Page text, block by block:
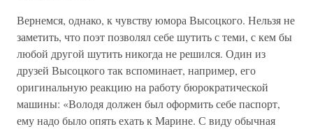
Вернемся, однако, к чувству юмора Высоцкого. Нельзя не
заметить, что поэт позволял себе шутить с теми, с кем бы
любой другой шутить никогда не решился. Один из
друзей Высоцкого так вспоминает, например, его
оригинальную реакцию на работу бюрократической
машины: «Володя должен был оформить себе паспорт,
ему надо было опять ехать к Марине. С виду обычная